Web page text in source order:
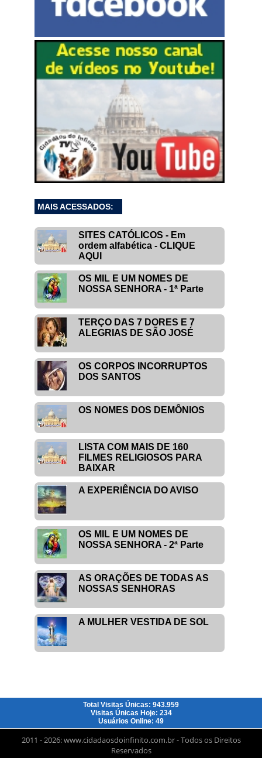
MAIS ACESSADOS:
SITES CATÓLICOS - Em
ordem alfabética - CLIQUE
AQUI
OS MIL E UM NOMES DE
NOSSA SENHORA - 1ª Parte
TERÇO DAS 7 DORES E 7
ALEGRIAS DE SÃO JOSÉ
OS CORPOS INCORRUPTOS
DOS SANTOS
OS NOMES DOS DEMÔNIOS
LISTA COM MAIS DE 160
FILMES RELIGIOSOS PARA
BAIXAR
A EXPERIÊNCIA DO AVISO
OS MIL E UM NOMES DE
NOSSA SENHORA - 2ª Parte
AS ORAÇÕES DE TODAS AS
NOSSAS SENHORAS
A MULHER VESTIDA DE SOL
Total Visitas Únicas: 943.959
Visitas Únicas Hoje: 234
Usuários Online: 49
2011 - 2026: www.cidadaosdoinfinito.com.br - Todos os Direitos
Reservados